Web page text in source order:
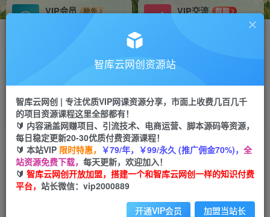
VIP会员
抢先
VIP交流
群聊
研究探讨更多创业项目路子。
会员专属推广链接
网赚网创 项目
365天稳定跟新
APP下载
GO
首页 创业课程 会员免费 正文
美业人如何做自己的爆款IP，引爆客流新流量
关注 私信
智库云网创资源站
智库云网创 | 专注优质VIP网课资源分享，市面上收费几百几千
的项目资源课程这里全部都有！
🔰 内容涵盖网赚项目、引流技术、电商运营、脚本源码等资源，
每日稳定更新20-30优质付费资源课程！
🔰 本站VIP 限时特惠， ￥79/年，￥99/永久 (推广佣金70%)， 全
站资源免费下载， 每天更新，欢迎加入！
🔰 智库云网创开放加盟，搭建一个和智库云网创一样的知识付费
平台， 站长微信：vip2000889
开通VIP会员 加盟当站长